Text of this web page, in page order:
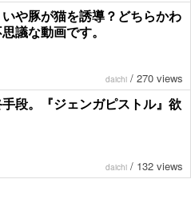
や豚が猫を誘導？どちらかわ
議な動画です。
daichi / 270 views
段。『ジェンガピストル』欲
daichi / 132 views